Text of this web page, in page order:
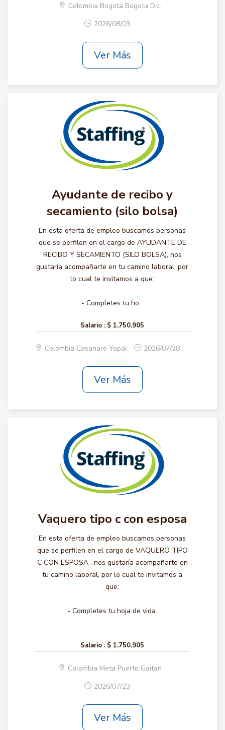
Colombia Bogota Bogota D.c.
2026/08/03
Ver Más
Ayudante de recibo y
secamiento (silo bolsa)
En esta oferta de empleo buscamos personas
que se perfilen en el cargo de AYUDANTE DE
RECIBO Y SECAMIENTO (SILO BOLSA), nos
gustaría acompañarte en tu camino laboral, por
lo cual te invitamos a que:
- Completes tu ho...
Salario : $ 1.750.905
Colombia Casanare Yopal 2026/07/28
Ver Más
Vaquero tipo c con esposa
En esta oferta de empleo buscamos personas
que se perfilen en el cargo de VAQUERO TIPO
C CON ESPOSA , nos gustaría acompañarte en
tu camino laboral, por lo cual te invitamos a
que:
- Completes tu hoja de vida.
...
Salario : $ 1.750.905
Colombia Meta Puerto Gaitan
2026/07/23
Ver Más